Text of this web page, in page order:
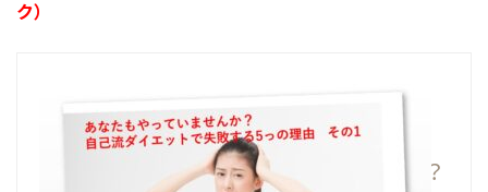
ク）
あなたもやっていませんか？